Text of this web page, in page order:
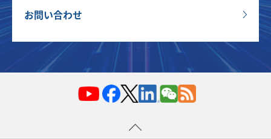
お問い合わせ